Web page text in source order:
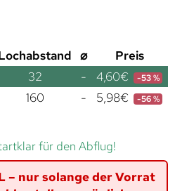
⌀
Preis
32 - 4,60€ -53 %
160 - 5,98€ -56 %
für den Abflug!
– nur solange der Vorrat